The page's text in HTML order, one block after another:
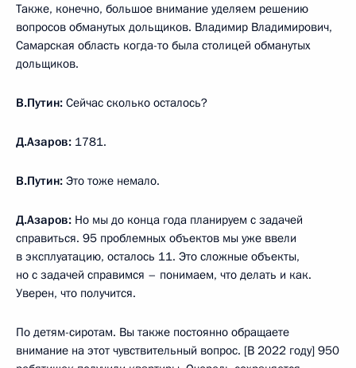
Также, конечно, большое внимание уделяем решению
вопросов обманутых дольщиков. Владимир Владимирович,
Самарская область когда-то была столицей обманутых
дольщиков.
В.Путин: Сейчас сколько осталось?
Д.Азаров: 1781.
В.Путин: Это тоже немало.
Д.Азаров: Но мы до конца года планируем с задачей
справиться. 95 проблемных объектов мы уже ввели
в эксплуатацию, осталось 11. Это сложные объекты,
но с задачей справимся – понимаем, что делать и как.
Уверен, что получится.
По детям-сиротам. Вы также постоянно обращаете
внимание на этот чувствительный вопрос. [В 2022 году] 950